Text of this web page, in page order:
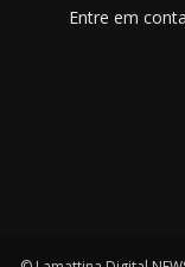
Entre em